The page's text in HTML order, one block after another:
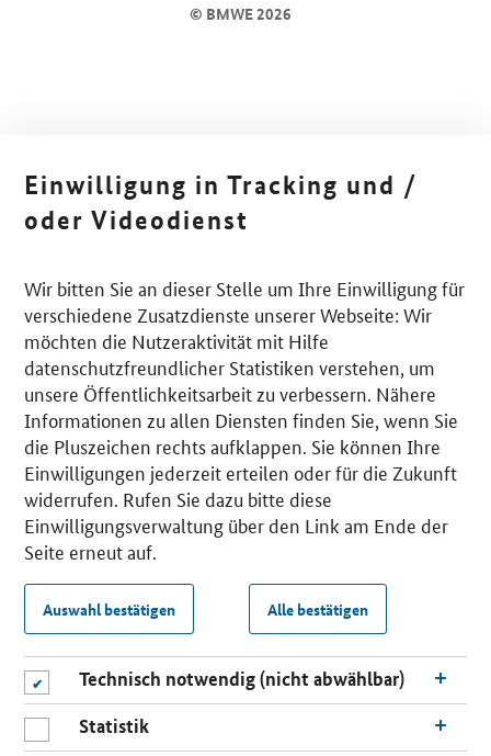
© BMWE 2026
Einwilligung in Tracking und /
oder Videodienst
Wir bitten Sie an dieser Stelle um Ihre Einwilligung für
verschiedene Zusatzdienste unserer Webseite: Wir
möchten die Nutzeraktivität mit Hilfe
datenschutzfreundlicher Statistiken verstehen, um
unsere Öffentlichkeitsarbeit zu verbessern. Nähere
Informationen zu allen Diensten finden Sie, wenn Sie
die Pluszeichen rechts aufklappen. Sie können Ihre
Einwilligungen jederzeit erteilen oder für die Zukunft
widerrufen. Rufen Sie dazu bitte diese
Einwilligungsverwaltung über den Link am Ende der
Seite erneut auf.
Auswahl bestätigen Alle bestätigen
Technisch notwendig (nicht abwählbar)
Statistik